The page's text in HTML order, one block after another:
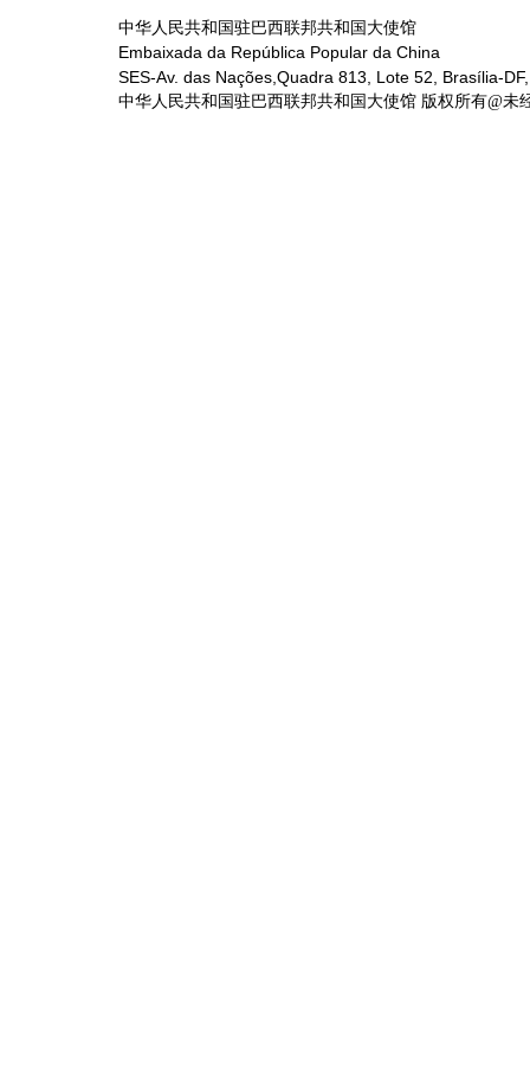
中华人民共和国驻巴西联邦共和国大使馆
Embaixada da República Popular da China
SES-Av. das Nações,Quadra 813, Lote 52, Brasília-
中华人民共和国驻巴西联邦共和国大使馆 版权所有@未